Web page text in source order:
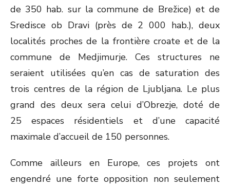
de 350 hab. sur la commune de Brežice) et de
Sredisce ob Dravi (près de 2 000 hab.), deux
localités proches de la frontière croate et de la
commune de Medjimurje. Ces structures ne
seraient utilisées qu’en cas de saturation des
trois centres de la région de Ljubljana. Le plus
grand des deux sera celui d’Obrezje, doté de
25 espaces résidentiels et d’une capacité
maximale d’accueil de 150 personnes.
Comme ailleurs en Europe, ces projets ont
engendré une forte opposition non seulement